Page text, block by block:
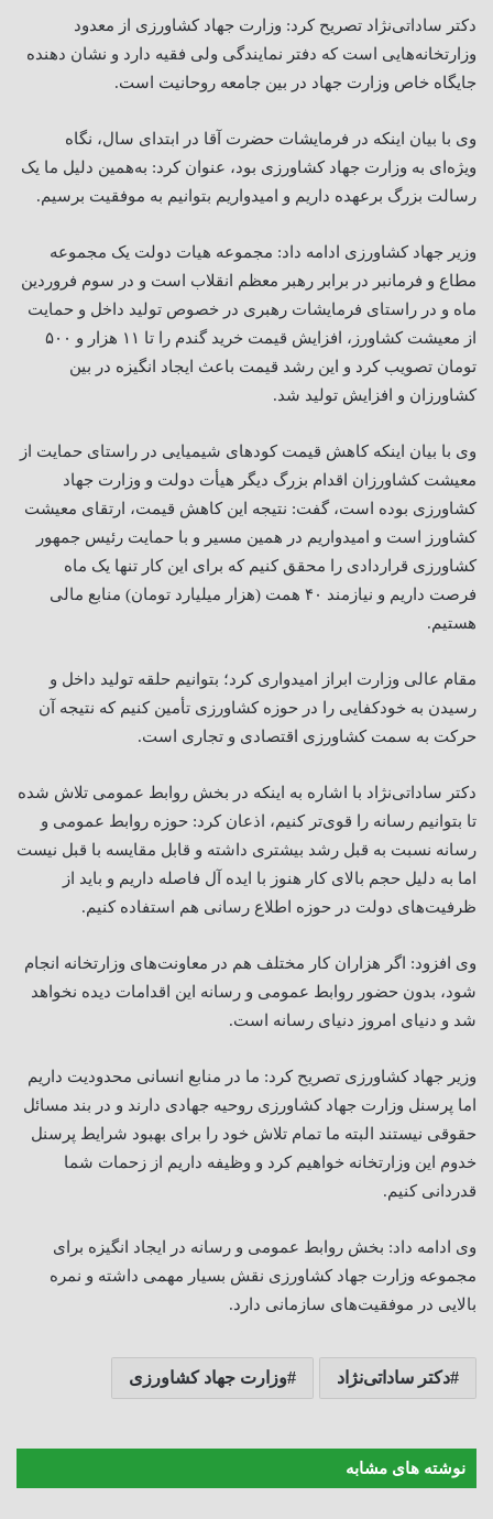
دکتر ساداتی‌نژاد تصریح کرد: وزارت جهاد کشاورزی از معدود
وزارتخانه‌هایی است که دفتر نمایندگی ولی فقیه دارد و نشان دهنده
جایگاه خاص وزارت جهاد در بین جامعه روحانیت است.
وی با بیان اینکه در فرمایشات حضرت آقا در ابتدای سال، نگاه
ویژه‌ای به وزارت جهاد کشاورزی بود، عنوان کرد: به‌همین دلیل ما یک
رسالت بزرگ برعهده داریم و امیدواریم بتوانیم به موفقیت برسیم.
وزیر جهاد کشاورزی ادامه داد: مجموعه هیات دولت یک مجموعه
مطاع و فرمانبر در برابر رهبر معظم انقلاب است و در سوم فروردین
ماه و در راستای فرمایشات رهبری در خصوص تولید داخل و حمایت
از معیشت کشاورز، افزایش قیمت خرید گندم را تا ۱۱ هزار و ۵۰۰
تومان تصویب کرد و این رشد قیمت باعث ایجاد انگیزه در بین
کشاورزان و افزایش تولید شد.
وی با بیان اینکه کاهش قیمت کودهای شیمیایی در راستای حمایت از
معیشت کشاورزان اقدام بزرگ دیگر هیأت دولت و وزارت جهاد
کشاورزی بوده است، گفت: نتیجه این کاهش قیمت، ارتقای معیشت
کشاورز است و امیدواریم در همین مسیر و با حمایت رئیس جمهور
کشاورزی قراردادی را محقق کنیم که برای این کار تنها یک ماه
فرصت داریم و نیازمند ۴۰ همت (هزار میلیارد تومان) منابع مالی
هستیم.
مقام عالی وزارت ابراز امیدواری کرد؛ بتوانیم حلقه تولید داخل و
رسیدن به خودکفایی را در حوزه کشاورزی تأمین کنیم که نتیجه آن
حرکت به سمت کشاورزی اقتصادی و تجاری است.
دکتر ساداتی‌نژاد با اشاره به اینکه در بخش روابط عمومی تلاش شده
تا بتوانیم رسانه را قوی‌تر کنیم، اذعان کرد: حوزه روابط عمومی و
رسانه نسبت به قبل رشد بیشتری داشته و قابل مقایسه با قبل نیست
اما به دلیل حجم بالای کار هنوز با ایده آل فاصله داریم و باید از
ظرفیت‌های دولت در حوزه اطلاع رسانی هم استفاده کنیم.
وی افزود: اگر هزاران کار مختلف هم در معاونت‌های وزارتخانه انجام
شود، بدون حضور روابط عمومی و رسانه این اقدامات دیده نخواهد
شد و دنیای امروز دنیای رسانه است.
وزیر جهاد کشاورزی تصریح کرد: ما در منابع انسانی محدودیت داریم
اما پرسنل وزارت جهاد کشاورزی روحیه جهادی دارند و در بند مسائل
حقوقی نیستند البته ما تمام تلاش خود را برای بهبود شرایط پرسنل
خدوم این وزارتخانه خواهیم کرد و وظیفه داریم از زحمات شما
قدردانی کنیم.
وی ادامه داد: بخش روابط عمومی و رسانه در ایجاد انگیزه برای
مجموعه وزارت جهاد کشاورزی نقش بسیار مهمی داشته و نمره
بالایی در موفقیت‌های سازمانی دارد.
دکتر ساداتی‌نژاد وزارت جهاد کشاورزی
نوشته های مشابه